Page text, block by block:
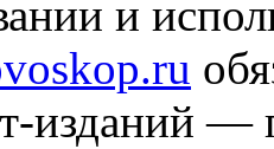
и
изданий —